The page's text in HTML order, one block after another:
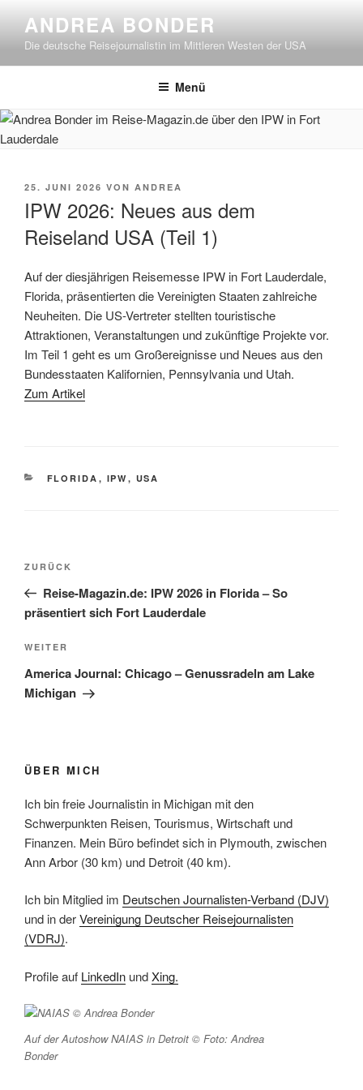
Inhalt
springen
ANDREA BONDER
Die deutsche Reisejournalistin im Mittleren Westen der USA
Menü
VERÖFFENTLICHT
25. JUNI 2026 VON ANDREA
IPW 2026: Neues aus dem
Reiseland USA (Teil 1)
Auf der diesjährigen Reisemesse IPW in Fort Lauderdale,
Florida, präsentierten die Vereinigten Staaten zahlreiche
Neuheiten. Die US-Vertreter stellten touristische
Attraktionen, Veranstaltungen und zukünftige Projekte vor.
Im Teil 1 geht es um Großereignisse und Neues aus den
Bundesstaaten Kalifornien, Pennsylvania und Utah.
Zum Artikel
KATEGORIEN
FLORIDA , IPW , USA
Beitragsnavigation
Vorheriger
Beitrag
ZURÜCK
Reise-Magazin.de: IPW 2026 in Florida – So
präsentiert sich Fort Lauderdale
Nächster
Beitrag
WEITER
America Journal: Chicago – Genussradeln am Lake
Michigan
ÜBER MICH
Ich bin freie Journalistin in Michigan mit den
Schwerpunkten Reisen, Tourismus, Wirtschaft und
Finanzen. Mein Büro befindet sich in Plymouth, zwischen
Ann Arbor (30 km) und Detroit (40 km).
Ich bin Mitglied im Deutschen Journalisten-Verband (DJV)
und in derVereinigung Deutscher Reisejournalisten
(VDRJ).
Profile auf LinkedIn undXing.
Auf der Autoshow NAIAS in Detroit © Foto: Andrea
Bonder